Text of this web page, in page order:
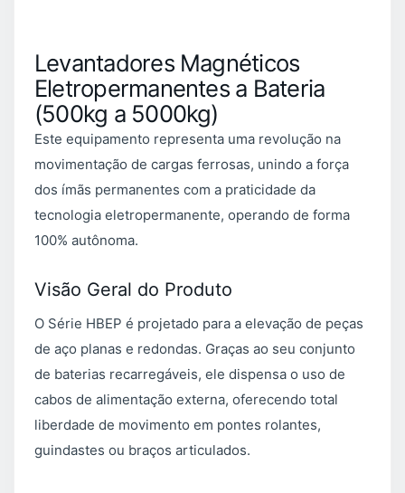
Levantadores Magnéticos
Eletropermanentes a Bateria
(500kg a 5000kg)
Este equipamento representa uma revolução na
movimentação de cargas ferrosas, unindo a força
dos ímãs permanentes com a praticidade da
tecnologia eletropermanente, operando de forma
100% autônoma.
Visão Geral do Produto
O Série HBEP é projetado para a elevação de peças
de aço planas e redondas. Graças ao seu conjunto
de baterias recarregáveis, ele dispensa o uso de
cabos de alimentação externa, oferecendo total
liberdade de movimento em pontes rolantes,
guindastes ou braços articulados.